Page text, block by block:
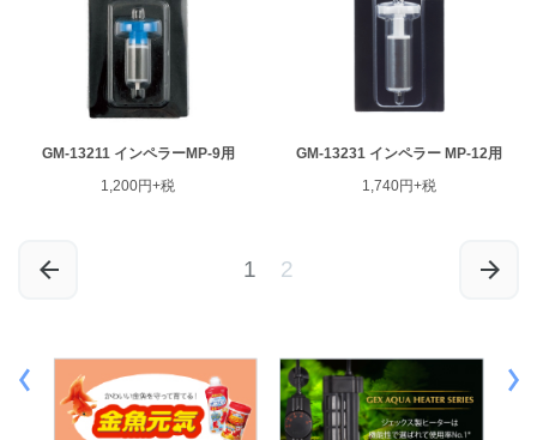
GM-13211 インペラーMP-9用
1,200円+税
GM-13231 インペラー MP-12用
1,740円+税
1 2